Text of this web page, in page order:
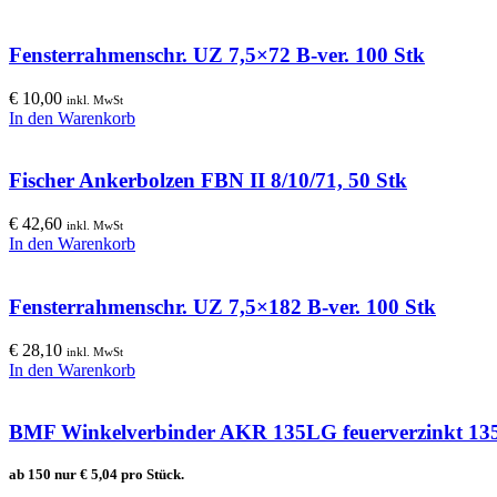
Fensterrahmenschr. UZ 7,5×72 B-ver. 100 Stk
€ 10,00 inkl. MwSt
In den Warenkorb
Fischer Ankerbolzen FBN II 8/10/71, 50 Stk
€ 42,60 inkl. MwSt
In den Warenkorb
Fensterrahmenschr. UZ 7,5×182 B-ver. 100 Stk
€ 28,10 inkl. MwSt
In den Warenkorb
BMF Winkelverbinder AKR 135LG feuerverzinkt
ab 150 nur € 5,04 pro Stück.